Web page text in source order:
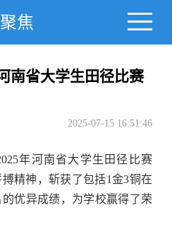
焦
南省大学生田径比赛
2025-07-15 16:51:46
年河南省大学生田径比赛
精神，斩获了包括1金3铜在
优异成绩，为学校赢得了荣